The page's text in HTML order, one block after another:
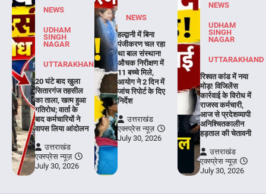
NEWS
UDHAM
SINGH
NAGAR
UTTARAKHAND
20 घंटे बाद खुला
सितारगंज तहसील
का ताला, खत्म हुआ
गतिरोध; वार्ता के
बाद कर्मचारियों ने
वापस लिया आंदोलन
उत्तराखंड
एक्स्प्रेस न्यूज़
July 30, 2026
NEWS
हल्द्वानी में बिना
पंजीकरण चल रहा
था बाल संस्थान!
औचक निरीक्षण में
11 बच्चे मिले,
आयोग ने 2 दिन में
जांच रिपोर्ट के दिए
निर्देश
उत्तराखंड
एक्स्प्रेस न्यूज़
July 30, 2026
NEWS
UDHAM
SINGH
NAGAR
UTTARAKHAND
रिश्वत कांड में नया
मोड़! विजिलेंस
कार्रवाई के विरोध में
राजस्व कर्मचारी,
आज से प्रदेशव्यापी
अनिश्चितकालीन
हड़ताल की चेतावनी
उत्तराखंड
एक्स्प्रेस न्यूज़
July 30, 2026